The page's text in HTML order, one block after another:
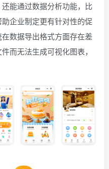
能通过数据分析功能，比
企业制定更有针对性的促
数据导出格式方面存在差
而无法生成可视化图表，